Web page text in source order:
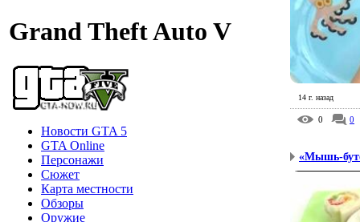
Grand Theft Auto V
Новости GTA 5
GTA Online
Персонажи
Сюжет
Карта местности
Обзоры
Оружие
14 г. назад
0 0
«Мышь-